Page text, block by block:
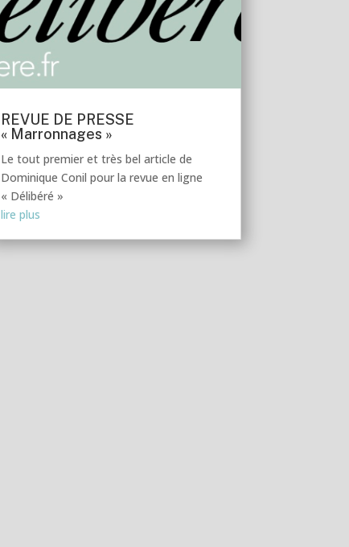
REVUE DE PRESSE
« Marronnages »
Le tout premier et très bel article de
Dominique Conil pour la revue en ligne
« Délibéré »
lire plus